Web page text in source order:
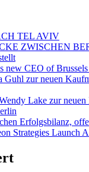
TEL AVIV
ZWISCHEN
new CEO of
zur neuen
Lake zur
Erfolgsbilanz,
Strategies Launch